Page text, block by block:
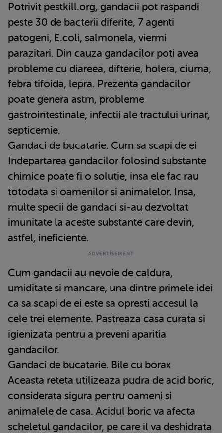
Potrivit pestkill.org, gandacii pot raspandi
peste 30 de bacterii diferite, 7 agenti
patogeni, E.coli, salmonela, viermi
parazitari. Din cauza gandacilor poti avea
probleme cu diareea, difterie, holera, ciuma,
febra tifoida, lepra. Prezenta gandacilor
poate genera astm, probleme
gastrointestinale, infectii ale tractului urinar,
septicemie.
Gandaci de bucatarie. Cum sa scapi de ei
Indepartarea gandacilor folosind substante
chimice poate fi o solutie, insa ele fac rau
totodata si oamenilor si animalelor. Insa,
multe specii de gandaci si-au dezvoltat
imunitate la aceste substante care devin,
astfel, ineficiente.
Cum gandacii au nevoie de caldura,
umiditate si mancare, una dintre primele idei
ca sa scapi de ei este sa opresti accesul la
cele trei elemente. Pastreaza casa curata si
igienizata pentru a preveni aparitia
gandacilor.
Gandaci de bucatarie. Bile cu borax
Aceasta reteta utilizeaza pudra de acid boric,
considerata sigura pentru oameni si
animalele de casa. Acidul boric va afecta
scheletul gandacilor, pe care il va deshidrata